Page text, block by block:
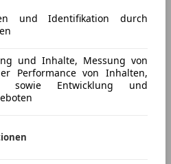
und Identifikation durch
und Inhalte, Messung von
Performance von Inhalten,
sowie Entwicklung und